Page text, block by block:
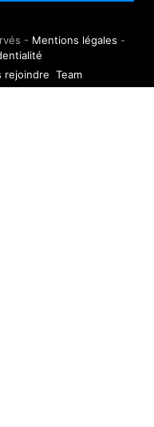
- Mentions légales -
rejoindre Team